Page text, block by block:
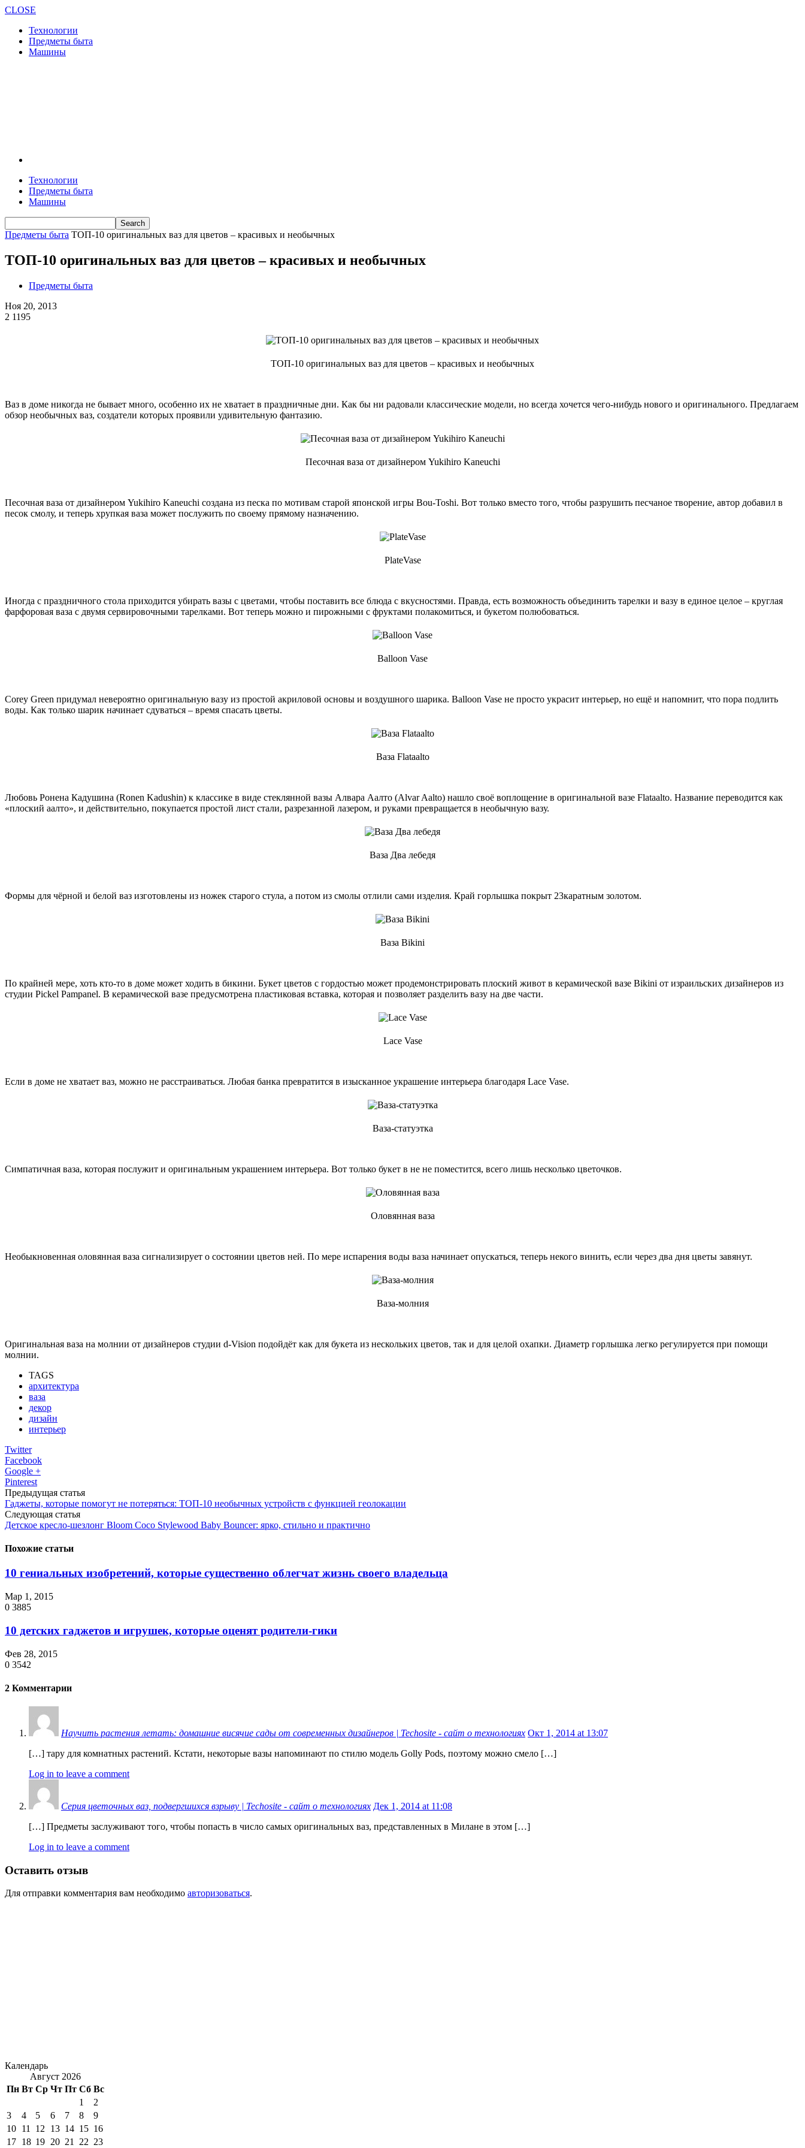
CLOSE
Технологии
Предметы быта
Машины
Технологии
Предметы быта
Машины
Предметы быта ТОП-10 оригинальных ваз для цветов ‒ красивых и необычных
ТОП-10 оригинальных ваз для цветов ‒ красивых и необычных
Предметы быта
Ноя 20, 2013
2 1195
ТОП-10 оригинальных ваз для цветов ‒ красивых и необычных
Ваз в доме никогда не бывает много, особенно их не хватает в праздничные дни. Как бы ни радовали классические модели, но всегда хочется чего-нибудь нового и оригинального. Предлагаем
обзор необычных ваз, создатели которых проявили удивительную фантазию.
Песочная ваза от дизайнером Yukihiro Kaneuchi
Песочная ваза от дизайнером Yukihiro Kaneuchi создана из песка по мотивам старой японской игры Bou-Toshi. Вот только вместо того, чтобы разрушить песчаное творение, автор добавил в
песок смолу, и теперь хрупкая ваза может послужить по своему прямому назначению.
PlateVase
Иногда с праздничного стола приходится убирать вазы с цветами, чтобы поставить все блюда с вкусностями. Правда, есть возможность объединить тарелки и вазу в единое целое ‒ круглая
фарфоровая ваза с двумя сервировочными тарелками. Вот теперь можно и пирожными с фруктами полакомиться, и букетом полюбоваться.
Balloon Vase
Corey Green придумал невероятно оригинальную вазу из простой акриловой основы и воздушного шарика. Balloon Vase не просто украсит интерьер, но ещё и напомнит, что пора подлить
воды. Как только шарик начинает сдуваться ‒ время спасать цветы.
Ваза Flataalto
Любовь Ронена Кадушина (Ronen Kadushin) к классике в виде стеклянной вазы Алвара Аалто (Alvar Aalto) нашло своё воплощение в оригинальной вазе Flataalto. Название переводится как
«плоский аалто», и действительно, покупается простой лист стали, разрезанной лазером, и руками превращается в необычную вазу.
Ваза Два лебедя
Формы для чёрной и белой ваз изготовлены из ножек старого стула, а потом из смолы отлили сами изделия. Край горлышка покрыт 23каратным золотом.
Ваза Bikini
По крайней мере, хоть кто-то в доме может ходить в бикини. Букет цветов с гордостью может продемонстрировать плоский живот в керамической вазе Bikini от израильских дизайнеров из
студии Pickel Pampanel. В керамической вазе предусмотрена пластиковая вставка, которая и позволяет разделить вазу на две части.
Lace Vase
Если в доме не хватает ваз, можно не расстраиваться. Любая банка превратится в изысканное украшение интерьера благодаря Lace Vase.
Ваза-статуэтка
Симпатичная ваза, которая послужит и оригинальным украшением интерьера. Вот только букет в не не поместится, всего лишь несколько цветочков.
Оловянная ваза
Необыкновенная оловянная ваза сигнализирует о состоянии цветов ней. По мере испарения воды ваза начинает опускаться, теперь некого винить, если через два дня цветы завянут.
Ваза-молния
Оригинальная ваза на молнии от дизайнеров студии d-Vision подойдёт как для букета из нескольких цветов, так и для целой охапки. Диаметр горлышка легко регулируется при помощи
молнии.
TAGS
архитектура
ваза
декор
дизайн
интерьер
Twitter
Facebook
Google +
Pinterest
Предыдущая статья
Гаджеты, которые помогут не потеряться: ТОП-10 необычных устройств с функцией геолокации
Следующая статья
Детское кресло-шезлонг Bloom Coco Stylewood Baby Bouncer: ярко, стильно и практично
Похожие статьи
10 гениальных изобретений, которые существенно облегчат жизнь своего владельца
Мар 1, 2015
0 3885
10 детских гаджетов и игрушек, которые оценят родители-гики
Фев 28, 2015
0 3542
2 Комментарии
Научить растения летать: домашние висячие сады от современных дизайнеров | Techosite - сайт о технологиях Окт 1, 2014 at 13:07
[…] тару для комнатных растений. Кстати, некоторые вазы напоминают по стилю модель Golly Pods, поэтому можно смело […]
Log in to leave a comment
Серия цветочных ваз, подвергшихся взрыву | Techosite - сайт о технологиях Дек 1, 2014 at 11:08
[…] Предметы заслуживают того, чтобы попасть в число самых оригинальных ваз, представленных в Милане в этом […]
Log in to leave a comment
Оставить отзыв
Для отправки комментария вам необходимо авторизоваться.
Календарь
Август 2026
Пн Вт Ср Чт Пт Сб Вс
1
2
3
4 5 6 7 8
9
10 11 12 13 14 15 16
17 18 19 20 21 22 23